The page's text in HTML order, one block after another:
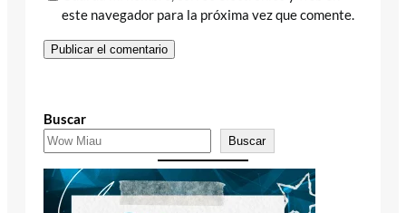
este navegador para la próxima vez que comente.
Buscar
Buscar